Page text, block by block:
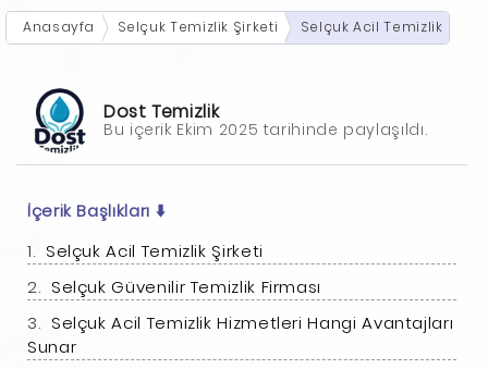
Anasayfa Selçuk Temizlik Şirketi Selçuk Acil Temizlik
Dost Temizlik
Bu içerik Ekim 2025 tarihinde paylaşıldı.
İçerik Başlıkları ⬇️
Selçuk Acil Temizlik Şirketi
Selçuk Güvenilir Temizlik Firması
Selçuk Acil Temizlik Hizmetleri Hangi Avantajları
Sunar